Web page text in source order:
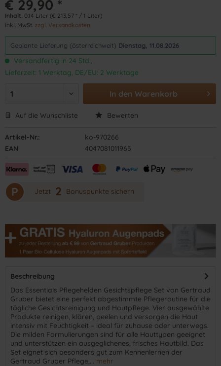
€ 29,90 *
Inhalt: 0.14 Liter (€ 213,57 * / 1 Liter)
inkl. MwSt. zzgl. Versandkosten
Geplante Lieferung (österreichweit) Dienstag, 11.08.2026
Versandfertig in 24 Std.,
Lieferzeit: 1 Werktag, DE/EU: 2 Werktage
In den Warenkorb
Auf die Wunschliste Bewerten
Artikel-Nr.:
ko-970266
EAN
4047081011965
P Jetzt 2 Bonuspunkte sichern
Beschreibung
Das Essentials Pflegehelden Gesichtspflege Set von Gertraud
Gruber bietet eine perfekt abgestimmte Pflegeroutine für die
tägliche Gesichtsreinigung und Hautpflege. Vier ausgewählte
Produkte reinigen, klären, peelen und versorgen die Haut
intensiv mit Feuchtigkeit – ideal für zuhause oder unterwegs.
Die milden Formulierungen sind für alle Hauttypen geeignet
und unterstützen ein ausgeglichenes, frisches Hautbild. Das
Set eignet sich besonders gut zum Kennenlernen der
Gertraud Gruber Pflege,... mehr